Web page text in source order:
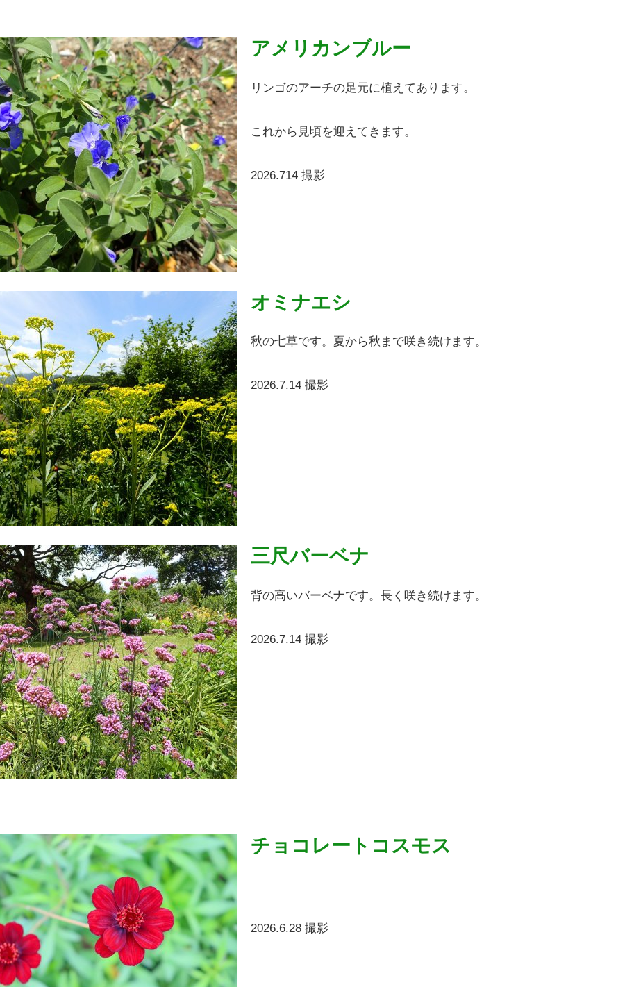
アメリカンブルー
リンゴのアーチの足元に植えてあります。
これから見頃を迎えてきます。
2026.714 撮影
オミナエシ
秋の七草です。夏から秋まで咲き続けます。
2026.7.14 撮影
三尺バーベナ
背の高いバーベナです。長く咲き続けます。
2026.7.14 撮影
チョコレートコスモス
2026.6.28 撮影